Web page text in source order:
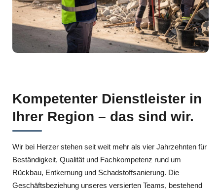
Kompetenter Dienstleister in
Ihrer Region – das sind wir.
Wir bei Herzer stehen seit weit mehr als vier Jahrzehnten für
Beständigkeit, Qualität und Fachkompetenz rund um
Rückbau, Entkernung und Schadstoffsanierung. Die
Geschäftsbeziehung unseres versierten Teams, bestehend